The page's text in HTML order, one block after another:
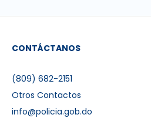
CONTÁCTANOS
(809) 682-2151
Otros Contactos
info@policia.gob.do